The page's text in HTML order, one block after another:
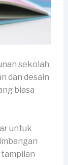
sekolah
dan desain
biasa
untuk